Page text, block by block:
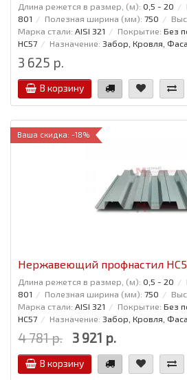
Длина режется в размер, (м): 0,5 - 20
801
Полезная ширина (мм): 750
Марка стали: AISI 321 Покрытие: Без
НС57
Назначение: Забор, Кровля,
3 625 р.
В корзину
Ваша скидка: -18%
Нержавеющий профнастил
Длина режется в размер, (м): 0,5 - 20
801
Полезная ширина (мм): 750
Марка стали: AISI 321 Покрытие: Без
НС57
Назначение: Забор, Кровля,
4 781 р. 3 921 р.
В корзину